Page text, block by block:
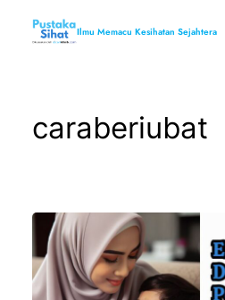
Ilmu Memacu Kesihatan Sejahtera
caraberiubat